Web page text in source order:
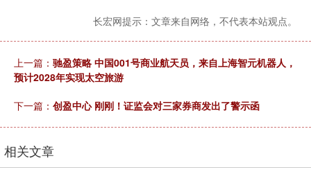
长宏网提示：文章来自网络，不代表本站观点。
上一篇： 驰盈策略 中国001号商业航天员，来自上海智元机器人，
预计2028年实现太空旅游
下一篇： 创盈中心 刚刚！证监会对三家券商发出了警示函
相关文章